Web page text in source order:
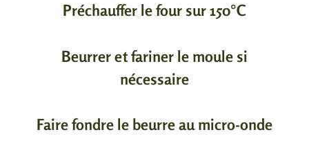
Préchauffer le four sur 150°C
Beurrer et fariner le moule si
nécessaire
Faire fondre le beurre au micro-onde